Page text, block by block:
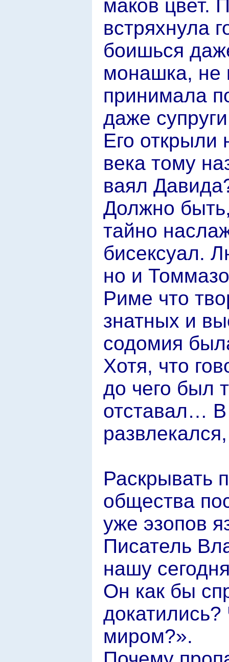
маков цвет.
встряхнула
боишься
монашка, не
принимала
даже
Его открыли
века тому
ваял
Должно
тайно
бисексуал.
но и
Риме что
знатных и
содомия
Хотя, что
до чего был
отставал…
Раскрывать
общества
уже эзопов
Писатель
нашу
Он как бы
миром?».